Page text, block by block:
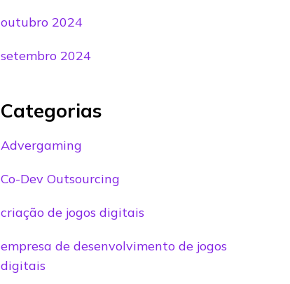
outubro 2024
setembro 2024
Categorias
Advergaming
Co-Dev Outsourcing
criação de jogos digitais
empresa de desenvolvimento de jogos
digitais